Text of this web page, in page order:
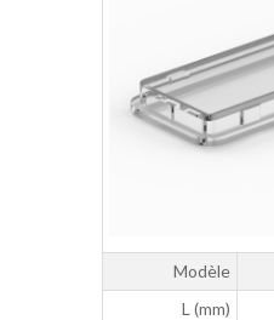
Modèle
L (mm)